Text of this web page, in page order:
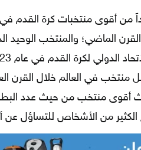
من أقوى منتخبات كرة القدم في
القرن الماضي؛ والمنتخب
منتخب في العالم خلال القرن
أقوى منتخب من حيث عدد
الكثير من الأشخاص للتساؤل عن